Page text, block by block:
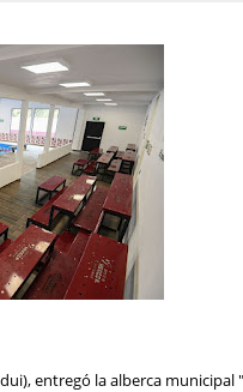
entregó la alberca municipal